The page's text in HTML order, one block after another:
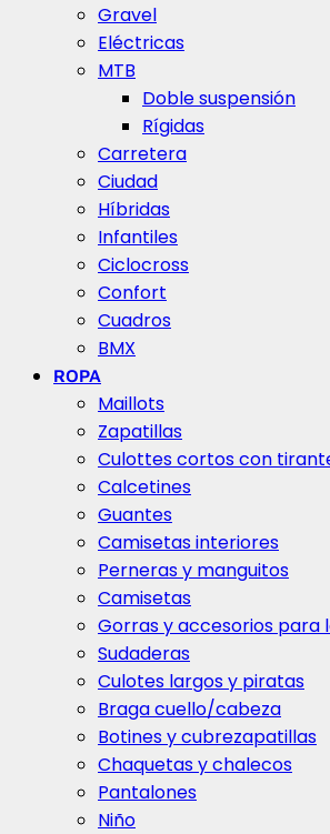
Gravel
Eléctricas
MTB
Doble suspensión
Rígidas
Carretera
Ciudad
Híbridas
Infantiles
Ciclocross
Confort
Cuadros
BMX
ROPA
Maillots
Zapatillas
Culottes cortos con
Calcetines
Guantes
Camisetas interiores
Perneras y manguitos
Camisetas
Gorras y accesorios para
Sudaderas
Culotes largos y piratas
Braga cuello/cabeza
Botines y cubrezapatillas
Chaquetas y chalecos
Pantalones
Niño